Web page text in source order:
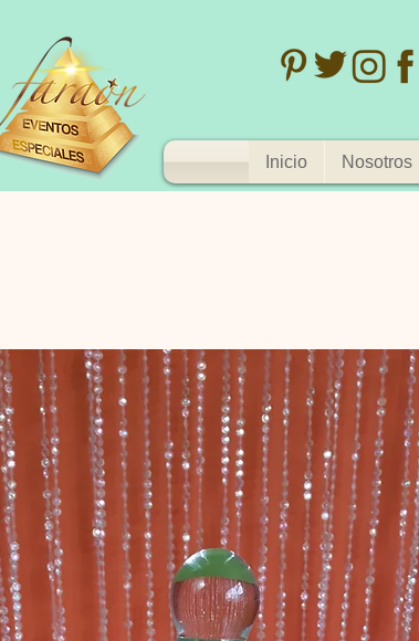
Inicio Nosotros